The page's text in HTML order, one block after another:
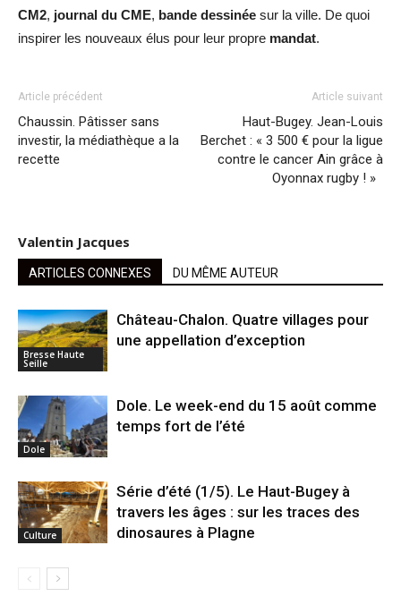
CM2, journal du CME, bande dessinée sur la ville. De quoi
inspirer les nouveaux élus pour leur propre mandat.
Article précédent
Chaussin. Pâtisser sans
investir, la médiathèque a la
recette
Article suivant
Haut-Bugey. Jean-Louis
Berchet : « 3 500 € pour la ligue
contre le cancer Ain grâce à
Oyonnax rugby ! »
Valentin Jacques
ARTICLES CONNEXES DU MÊME AUTEUR
Bresse Haute
Seille
Château-Chalon. Quatre villages pour
une appellation d’exception
Dole
Dole. Le week-end du 15 août comme
temps fort de l’été
Culture
Série d’été (1/5). Le Haut-Bugey à
travers les âges : sur les traces des
dinosaures à Plagne